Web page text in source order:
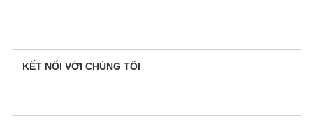
KẾT NỐI VỚI CHÚNG TÔI